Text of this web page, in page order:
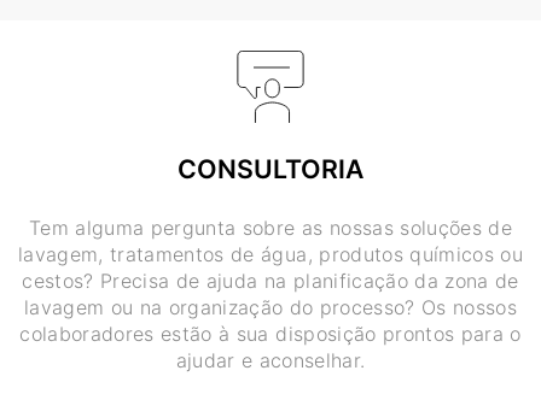
CONSULTORIA
Tem alguma pergunta sobre as nossas soluções de
lavagem, tratamentos de água, produtos químicos ou
cestos? Precisa de ajuda na planificação da zona de
lavagem ou na organização do processo? Os nossos
colaboradores estão à sua disposição prontos para o
ajudar e aconselhar.